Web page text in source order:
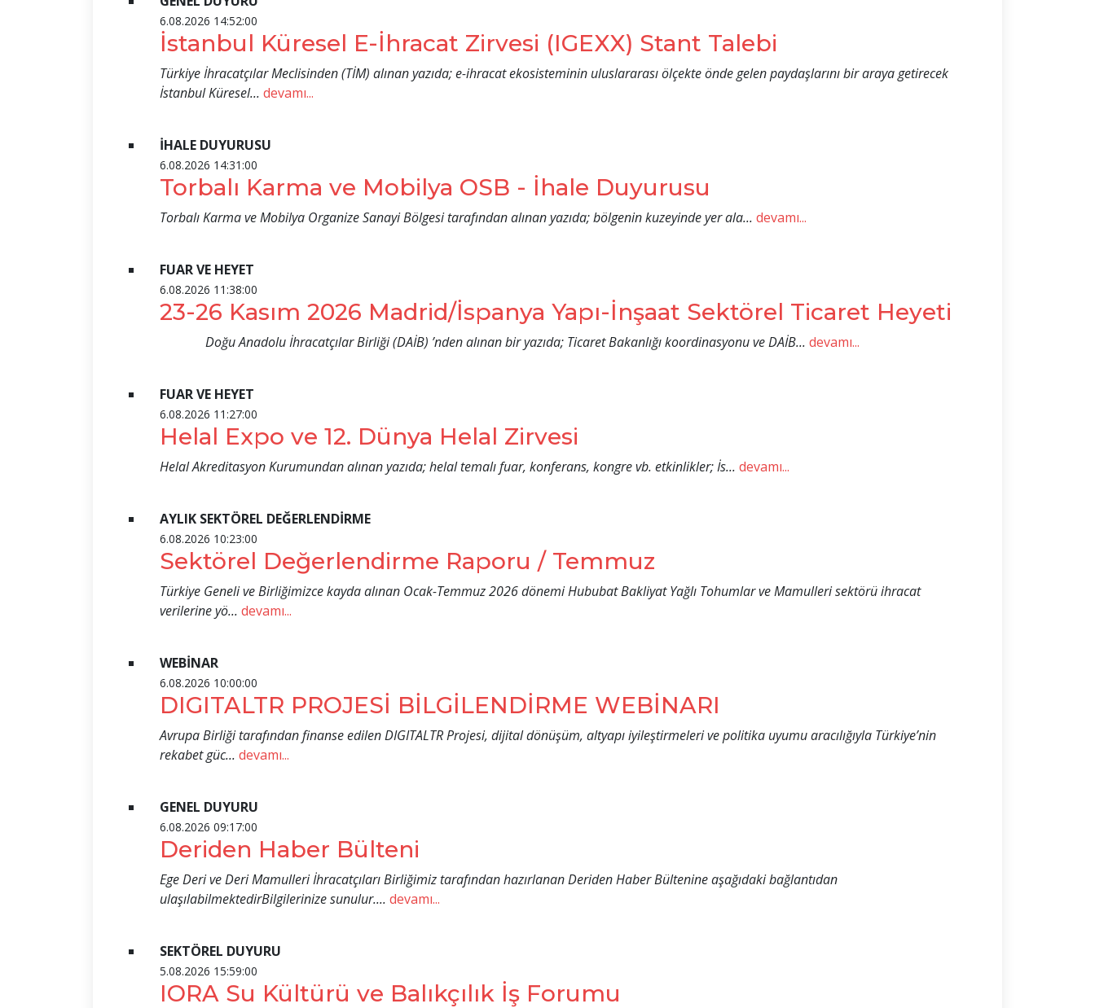
6.08.2026 14:52:00
İstanbul Küresel E-İhracat Zirvesi (IGEXX) Stant Talebi
Türkiye İhracatçılar Meclisinden (TİM) alınan yazıda; e-ihracat ekosisteminin uluslararası ölçekte önde gelen paydaşlarını bir araya getirecek
İstanbul Küresel... devamı...
İHALE DUYURUSU
6.08.2026 14:31:00
Torbalı Karma ve Mobilya OSB - İhale Duyurusu
Torbalı Karma ve Mobilya Organize Sanayi Bölgesi tarafından alınan yazıda; bölgenin kuzeyinde yer ala... devamı...
FUAR VE HEYET
6.08.2026 11:38:00
23-26 Kasım 2026 Madrid/İspanya Yapı-İnşaat Sektörel Ticaret Heyeti
Doğu Anadolu İhracatçılar Birliği (DAİB) ’nden alınan bir yazıda; Ticaret Bakanlığı koordinasyonu ve DAİB... devamı...
FUAR VE HEYET
6.08.2026 11:27:00
Helal Expo ve 12. Dünya Helal Zirvesi
Helal Akreditasyon Kurumundan alınan yazıda; helal temalı fuar, konferans, kongre vb. etkinlikler; İs... devamı...
AYLIK SEKTÖREL DEĞERLENDİRME
6.08.2026 10:23:00
Sektörel Değerlendirme Raporu / Temmuz
Türkiye Geneli ve Birliğimizce kayda alınan Ocak-Temmuz 2026 dönemi Hububat Bakliyat Yağlı Tohumlar ve Mamulleri sektörü ihracat
verilerine yö... devamı...
WEBİNAR
6.08.2026 10:00:00
DIGITALTR PROJESİ BİLGİLENDİRME WEBİNARI
Avrupa Birliği tarafından finanse edilen DIGITALTR Projesi, dijital dönüşüm, altyapı iyileştirmeleri ve politika uyumu aracılığıyla Türkiye’nin
rekabet güc... devamı...
GENEL DUYURU
6.08.2026 09:17:00
Deriden Haber Bülteni
Ege Deri ve Deri Mamulleri İhracatçıları Birliğimiz tarafından hazırlanan Deriden Haber Bültenine aşağıdaki bağlantıdan
ulaşılabilmektedirBilgilerinize sunulur.... devamı...
SEKTÖREL DUYURU
5.08.2026 15:59:00
IORA Su Kültürü ve Balıkçılık İş Forumu